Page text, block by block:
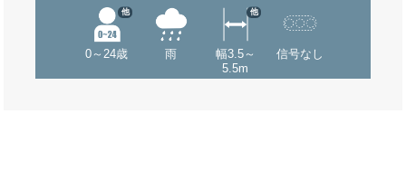
0～24歳
他
雨
幅3.5～
5.5m
他
信号なし